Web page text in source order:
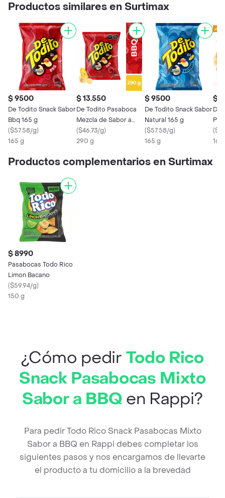
Productos similares en Surtimax
$ 9500
De Todito Snack Sabor
Bbq 165 g
($57.58/g)
165 g
$ 13.550
De Todito Pasaboca
Mezcla de Sabor a
Bbq 290 g
($46.73/g)
290 g
$ 9500
De Todito Snack Sabor
Natural 165 g
($57.58/g)
165 g
$
(
165
Productos complementarios en Surtimax
$ 8990
Pasabocas Todo Rico
Limon Bacano
($59.94/g)
150 g
¿Cómo pedir Todo Rico
Snack Pasabocas Mixto
Sabor a BBQ en Rappi?
Para pedir Todo Rico Snack Pasabocas Mixto
Sabor a BBQ en Rappi debes completar los
siguientes pasos y nos encargamos de llevarte
el producto a tu domicilio a la brevedad